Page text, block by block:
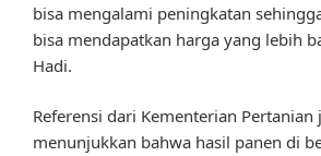
bisa mengalami peningkatan
bisa mendapatkan harga yang lebih
Hadi.
Referensi dari Kementerian Pertanian
menunjukkan bahwa hasil panen di